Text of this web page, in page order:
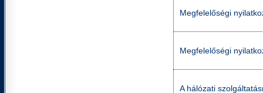
Megfelelőségi
Megfelelőségi
A hálózati